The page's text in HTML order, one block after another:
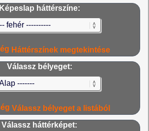
Képeslap háttérszíne:
Háttérszínek megtekintése
Válassz bélyeget:
Válassz bélyeget a listából
Válassz háttérképet: